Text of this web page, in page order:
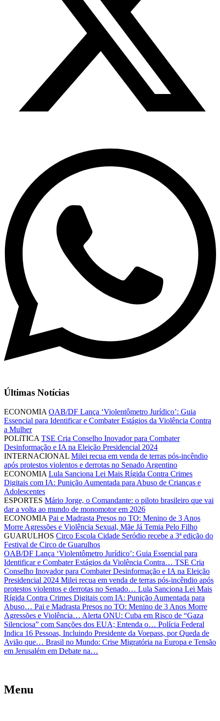
Últimas Notícias
ECONOMIA OAB/DF Lança ‘Violentômetro Jurídico’: Guia
Essencial para Identificar e Combater Estágios da Violência Contra
a Mulher
POLíTICA TSE Cria Conselho Inovador para Combater
Desinformação e IA na Eleição Presidencial 2024
INTERNACIONAL Milei recua em venda de terras pós-incêndio
após protestos violentos e derrotas no Senado Argentino
ECONOMIA Lula Sanciona Lei Mais Rígida Contra Crimes
Digitais com IA: Punição Aumentada para Abuso de Crianças e
Adolescentes
ESPORTES Mário Jorge, o Comandante: o piloto brasileiro que vai
dar a volta ao mundo de monomotor em 2026
ECONOMIA Pai e Madrasta Presos no TO: Menino de 3 Anos
Morre Agressões e Violência Sexual, Mãe Já Temia Pelo Filho
GUARULHOS Circo Escola Cidade Seródio recebe a 3ª edição do
Festival de Circo de Guarulhos
OAB/DF Lança ‘Violentômetro Jurídico’: Guia Essencial para
Identificar e Combater Estágios da Violência Contra… TSE Cria
Conselho Inovador para Combater Desinformação e IA na Eleição
Presidencial 2024 Milei recua em venda de terras pós-incêndio após
protestos violentos e derrotas no Senado… Lula Sanciona Lei Mais
Rígida Contra Crimes Digitais com IA: Punição Aumentada para
Abuso… Pai e Madrasta Presos no TO: Menino de 3 Anos Morre
Agressões e Violência… Alerta ONU: Cuba em Risco de “Gaza
Silenciosa” com Sanções dos EUA; Entenda o… Polícia Federal
Indica 16 Pessoas, Incluindo Presidente da Voepass, por Queda de
Avião que… Brasil no Mundo: Crise Migratória na Europa e Tensão
em Jerusalém em Debate na…
Menu